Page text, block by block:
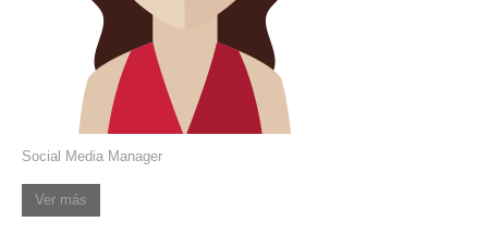
Social Media Manager
Ver más